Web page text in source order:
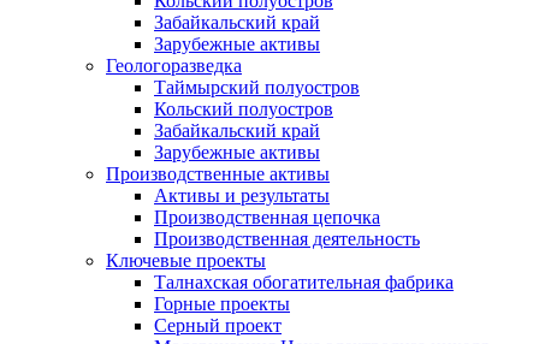
Забайкальский край
Зарубежные активы
Геологоразведка
Таймырский полуостров
Кольский полуостров
Забайкальский край
Зарубежные активы
Производственные активы
Активы и результаты
Производственная цепочка
Производственная деятельность
Ключевые проекты
Талнахская обогатительная фабрика
Горные проекты
Серный проект